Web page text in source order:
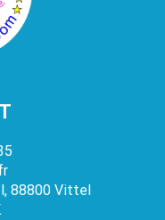
88800 Vittel